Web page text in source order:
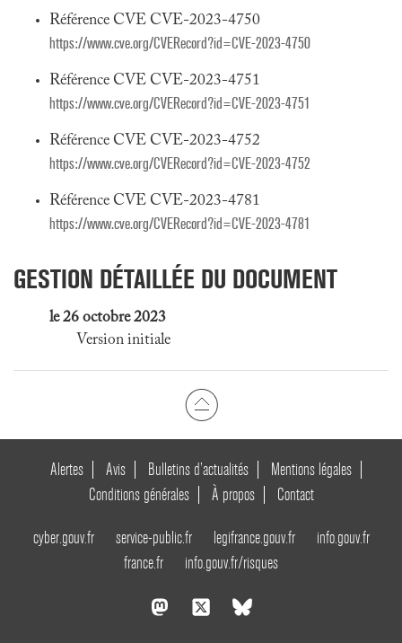
Référence CVE CVE-2023-4750
https://www.cve.org/CVERecord?id=CVE-2023-4750
Référence CVE CVE-2023-4751
https://www.cve.org/CVERecord?id=CVE-2023-4751
Référence CVE CVE-2023-4752
https://www.cve.org/CVERecord?id=CVE-2023-4752
Référence CVE CVE-2023-4781
https://www.cve.org/CVERecord?id=CVE-2023-4781
GESTION DÉTAILLÉE DU DOCUMENT
le 26 octobre 2023
Version initiale
Alertes Avis Bulletins d’actualités
Mentions légales
Conditions générales
À propos Contact
cyber.gouv.fr service-public.fr legifrance.gouv.fr
info.gouv.fr
france.fr
info.gouv.fr/risques